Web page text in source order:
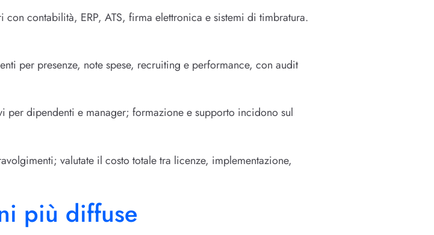
con contabilità, ERP, ATS, firma elettronica e sistemi di timbratura.
per presenze, note spese, recruiting e performance, con audit
per dipendenti e manager; formazione e supporto incidono sul
valutate il costo totale tra licenze, implementazione,
più diffuse